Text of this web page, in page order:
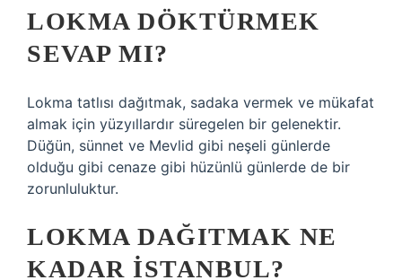
LOKMA DÖKTÜRMEK
SEVAP MI?
Lokma tatlısı dağıtmak, sadaka vermek ve mükafat
almak için yüzyıllardır süregelen bir gelenektir.
Düğün, sünnet ve Mevlid gibi neşeli günlerde
olduğu gibi cenaze gibi hüzünlü günlerde de bir
zorunluluktur.
LOKMA DAĞITMAK NE
KADAR İSTANBUL?